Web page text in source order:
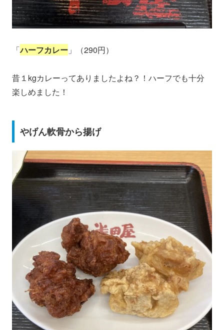
「ハーフカレー 」（290円）
昔１kgカレーってありましたよね？！ハーフでも十分
楽しめました！
やげん軟骨から揚げ